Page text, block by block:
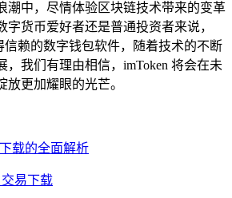
潮中，尽情体验区块链技术带来的变革
字货币爱好者还是普通投资者来说，
信赖的数字钱包软件，随着技术的不断
，我们有理由相信，imToken 将会在未
放更加耀眼的光芒。
载的全面解析
交易下载